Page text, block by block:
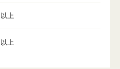
上
上